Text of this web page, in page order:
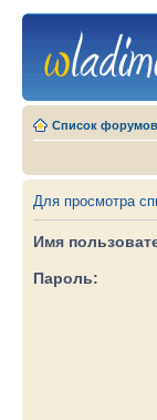
Список форумов
Для просмотра
Имя
Пароль: